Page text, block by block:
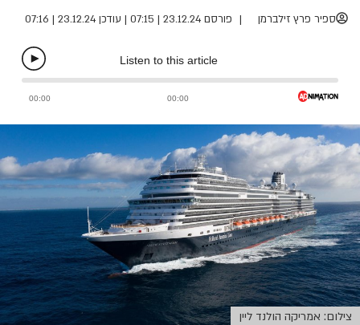
ספיר פרץ זילברמן פורסם 23.12.24 | 07:15 | עודכן 23.12.24 | 07:16
צילום: אמריקה הולנד ליין